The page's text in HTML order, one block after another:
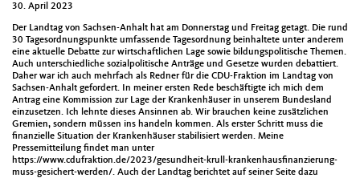
30. April 2023
Der Landtag von Sachsen-Anhalt hat am Donnerstag und Freitag getagt. Die rund
30 Tagesordnungspunkte umfassende Tagesordnung beinhaltete unter anderem
eine aktuelle Debatte zur wirtschaftlichen Lage sowie bildungspolitische Themen.
Auch unterschiedliche sozialpolitische Anträge und Gesetze wurden debattiert.
Daher war ich auch mehrfach als Redner für die CDU-Fraktion im Landtag von
Sachsen-Anhalt gefordert. In meiner ersten Rede beschäftigte ich mich dem
Antrag eine Kommission zur Lage der Krankenhäuser in unserem Bundesland
einzusetzen. Ich lehnte dieses Ansinnen ab. Wir brauchen keine zusätzlichen
Gremien, sondern müssen ins handeln kommen. Als erster Schritt muss die
finanzielle Situation der Krankenhäuser stabilisiert werden. Meine
Pressemitteilung findet man unter
https://www.cdufraktion.de/2023/gesundheit-krull-krankenhausfinanzierung-
muss-gesichert-werden/. Auch der Landtag berichtet auf seiner Seite dazu